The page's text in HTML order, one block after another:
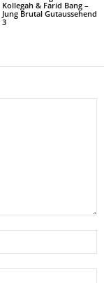
Kollegah & Farid Bang –
Jung Brutal Gutaussehend
3